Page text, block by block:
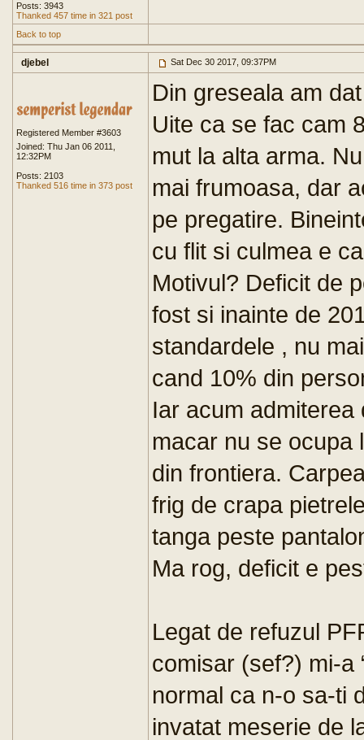
Posts: 3943
Thanked 457 time in 321 post
Back to top
djebel Sat Dec 30 2017, 09:37PM
Registered Member #3603
Joined: Thu Jan 06 2011,
12:32PM
Posts: 2103
Thanked 516 time in 373 post
Din greseala am
Uite ca se fac cam
mut la alta arma.
mai frumoasa, dar
pe pregatire.
cu flit si culmea e
Motivul? Deficit de
fost si inainte de
standardele , nu
cand 10% din
Iar acum
macar nu se ocupa
din frontiera.
frig de crapa
tanga peste
Ma rog, deficit e
Legat de refuzul
comisar (sef?) mi-a
normal ca n-o sa-ti
invatat meserie de